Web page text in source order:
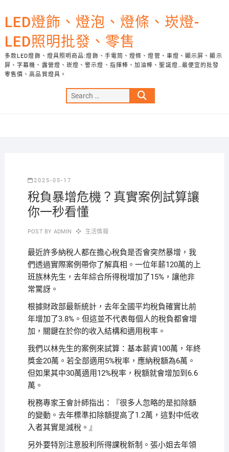
to
content
LED燈飾、燈泡、燈條、崁燈-
LED照明批發、零售
多款LED燈飾、燈具照明商品:燈飾、手電筒、燈條、燈管、車燈、顯示屏、顯示
屏、字幕機、露營燈、崁燈、警示燈、指揮棒、加油棒、聖誕燈…最便宜的批發
零售價、高品質燈具。
Search
…
2025-05-17
稅負暴增危機？真實案例試算讓
你一秒看懂
POST BY ADMIN 生活情報
最近許多納稅人都在擔心稅負是否會突然暴增，我
們透過實際案例帶你了解真相。一位年薪120萬的上
班族林先生，去年綜合所得稅增加了15%，讓他非
常驚訝。
根據財政部最新統計，去年全國平均稅負確實比前
年增加了3.8%。但這並不代表每個人的稅負都會增
加，關鍵在於你的收入結構和適用稅率。
我們以林先生的案例來試算：基本薪資100萬，年終
獎金20萬。若全部適用5%稅率，應納稅額為6萬。
但如果其中30萬適用12%稅率，稅額就會增加到6.6
萬。
稅務專家王會計師指出：『很多人忽略的是扣除額
的變動。去年標準扣除額提高了1.2萬，這對中低收
入者其實是減稅。』
另外要特別注意股利所得課稅新制。張小姐去年領